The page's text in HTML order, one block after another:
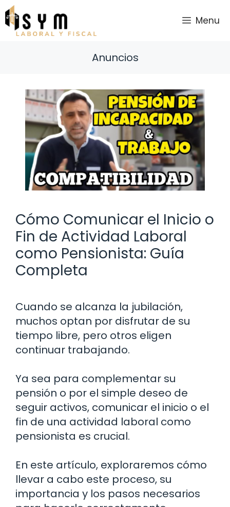
Saltar
al
contenido
Menu
Anuncios
Cómo Comunicar el Inicio o
Fin de Actividad Laboral
como Pensionista: Guía
Completa
Cuando se alcanza la jubilación,
muchos optan por disfrutar de su
tiempo libre, pero otros eligen
continuar trabajando.
Ya sea para complementar su
pensión o por el simple deseo de
seguir activos, comunicar el inicio o el
fin de una actividad laboral como
pensionista es crucial.
En este artículo, exploraremos cómo
llevar a cabo este proceso, su
importancia y los pasos necesarios